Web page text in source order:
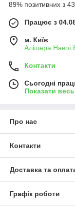
89% позитивних з
Працює з
м. Київ
Алішера Навої
Контакти
Сьогодні
Показати
Про нас
Контакти
Доставка та
Графік роботи